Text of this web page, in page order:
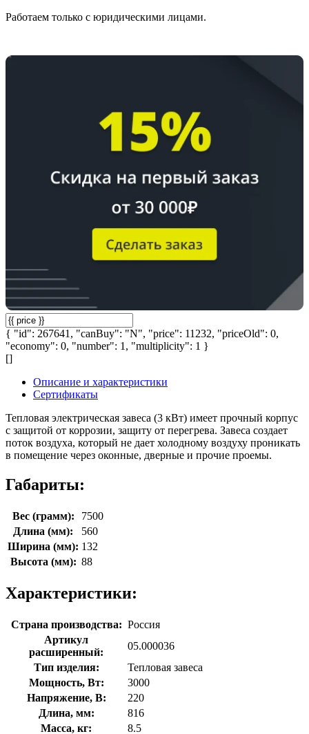
Работаем только с юридическими лицами.
{ "id": 267641, "canBuy": "N", "price": 11232, "priceOld": 0,
"economy": 0, "number": 1, "multiplicity": 1 }
[]
Описание и характеристики
Сертификаты
Тепловая электрическая завеса (3 кВт) имеет прочный корпус
с защитой от коррозии, защиту от перегрева. Завеса создает
поток воздуха, который не дает холодному воздуху проникать
в помещение через оконные, дверные и прочие проемы.
Габариты:
Вес (грамм):
7500
Длина (мм):
560
Ширина (мм): 132
Высота (мм): 88
Характеристики:
Страна производства: Россия
Артикул
расширенный:
05.000036
Тип изделия:
Тепловая завеса
Мощность, Вт:
3000
Напряжение, В:
220
Длина, мм:
816
Масса, кг:
8.5